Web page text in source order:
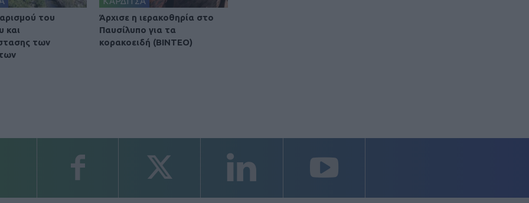
του
και
των
Άρχισε η ιερακοθηρία στο
Παυσίλυπο για τα
κορακοειδή (ΒΙΝΤΕΟ)